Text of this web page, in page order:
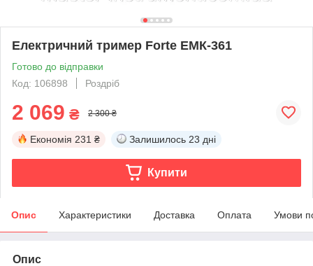
Електричний тример Forte ЕМК-361
Готово до відправки
Код: 106898
Роздріб
2 069 ₴ 2 300 ₴
Економія 231 ₴ Залишилось 23 дні
Купити
Опис Характеристики Доставка Оплата Умови
Опис